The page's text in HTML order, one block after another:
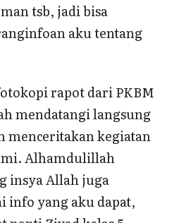
tsb, jadi bisa
aku tentang
rapot dari PKBM
mendatangi langsung
menceritakan kegiatan
Alhamdulillah
insya Allah juga
info yang aku dapat,